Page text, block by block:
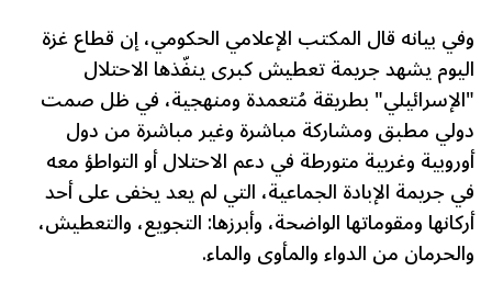
وفي بيانه قال المكتب الإعلامي الحكومي، إن قطاع غزة
اليوم يشهد جريمة تعطيش كبرى ينفّذها الاحتلال
"الإسرائيلي" بطريقة مُتعمدة ومنهجية، في ظل صمت
دولي مطبق ومشاركة مباشرة وغير مباشرة من دول
أوروبية وغربية متورطة في دعم الاحتلال أو التواطؤ معه
في جريمة الإبادة الجماعية، التي لم يعد يخفى على أحد
أركانها ومقوماتها الواضحة، وأبرزها: التجويع، والتعطيش،
والحرمان من الدواء والمأوى والماء.